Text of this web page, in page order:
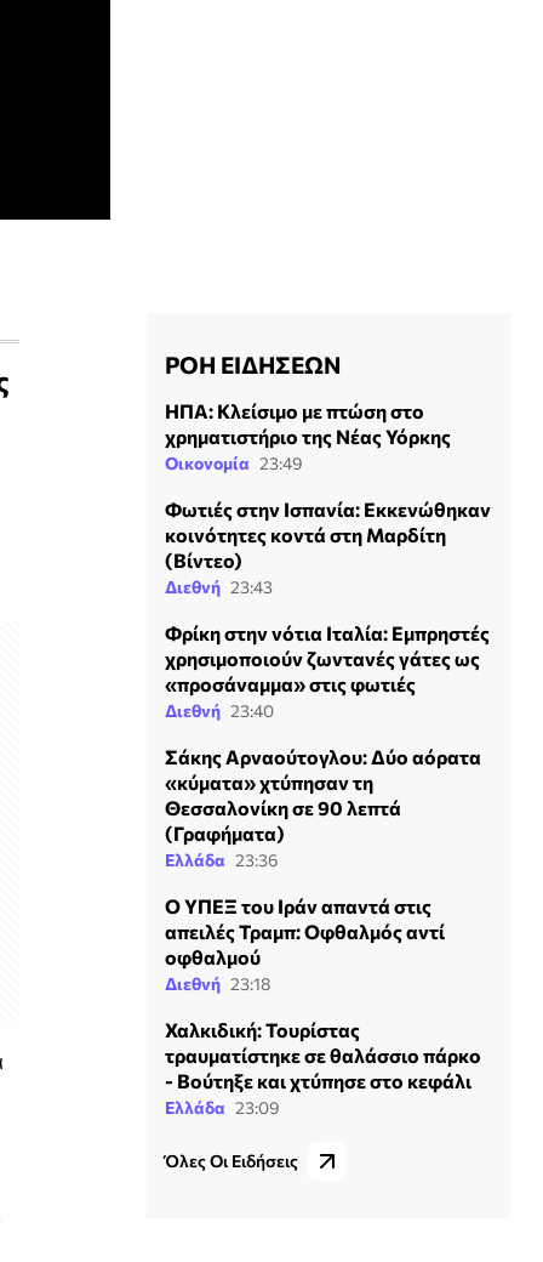
ΡΟΗ ΕΙΔΗΣΕΩΝ
ΗΠΑ: Κλείσιμο με πτώση στο
χρηματιστήριο της Νέας Υόρκης
Οικονομία 23:49
Φωτιές στην Ισπανία: Εκκενώθηκαν
κοινότητες κοντά στη Μαρδίτη
(Βίντεο)
Διεθνή 23:43
Φρίκη στην νότια Ιταλία: Εμπρηστές
χρησιμοποιούν ζωντανές γάτες ως
«προσάναμμα» στις φωτιές
Διεθνή 23:40
Σάκης Αρναούτογλου: Δύο αόρατα
«κύματα» χτύπησαν τη
Θεσσαλονίκη σε 90 λεπτά
(Γραφήματα)
Ελλάδα 23:36
Ο ΥΠΕΞ του Ιράν απαντά στις
απειλές Τραμπ: Οφθαλμός αντί
οφθαλμού
Διεθνή 23:18
Χαλκιδική: Τουρίστας
τραυματίστηκε σε θαλάσσιο πάρκο
- Βούτηξε και χτύπησε στο κεφάλι
Ελλάδα 23:09
Όλες Οι Ειδήσεις